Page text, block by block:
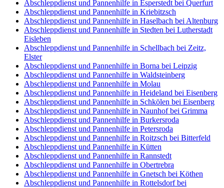
Abschleppdienst und Pannenhilfe in Esperstedt bei Querfurt
Abschleppdienst und Pannenhilfe in Kriebitzsch
Abschleppdienst und Pannenhilfe in Haselbach bei Altenburg
Abschleppdienst und Pannenhilfe in Stedten bei Lutherstadt
Eisleben
Abschleppdienst und Pannenhilfe in Schellbach bei Zeitz,
Elster
Abschleppdienst und Pannenhilfe in Borna bei Leipzig
Abschleppdienst und Pannenhilfe in Waldsteinberg
Abschleppdienst und Pannenhilfe in Molau
Abschleppdienst und Pannenhilfe in Heideland bei Eisenberg
Abschleppdienst und Pannenhilfe in Schkölen bei Eisenberg
Abschleppdienst und Pannenhilfe in Naunhof bei Grimma
Abschleppdienst und Pannenhilfe in Burkersroda
Abschleppdienst und Pannenhilfe in Petersroda
Abschleppdienst und Pannenhilfe in Roitzsch bei Bitterfeld
Abschleppdienst und Pannenhilfe in Kütten
Abschleppdienst und Pannenhilfe in Rannstedt
Abschleppdienst und Pannenhilfe in Obertrebra
Abschleppdienst und Pannenhilfe in Gnetsch bei Köthen
Abschleppdienst und Pannenhilfe in Rottelsdorf bei